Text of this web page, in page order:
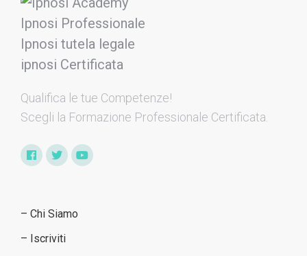
Qualifica le tue Competenze​!
Scegli la Formazione Professionale Certificata.
– Chi Siamo
– Iscriviti